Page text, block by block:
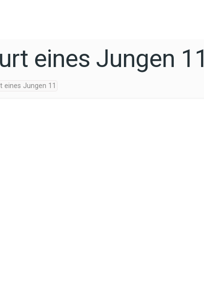
eines Jungen 11
eines Jungen 11